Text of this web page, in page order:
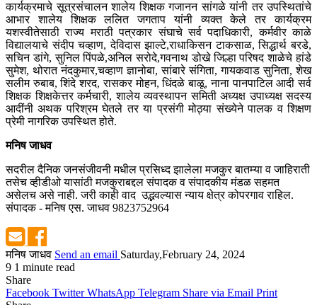
कार्यक्रमाचे सूत्रसंचालन शालेय शिक्षक गजानन सांगळे यांनी तर उपस्थितांचे
आभार शालेय शिक्षक ललित जगताप यांनी व्यक्त केले तर कार्यक्रम
यशस्वीतेसाठी राज्य मराठी पत्रकार संघाचे सर्व पदाधिकारी, कर्मवीर काळे
विद्यालयाचे संदीप चव्हाण, देविदास झाल्टे,राधाकिसन टाकसाळ, सिद्धार्थ बरडे,
सचिन डांगे, सुनिल पिंपळे,अनिल सरोदे,गवनाथ डोखे जिल्हा परिषद शाळेचे हांडे
सुमेश, थोरात नंदकुमार,चव्हाण ज्ञानोबा, सांबारे संगिता, गायकवाड सुनिता, शेख
सलीम रुबाब, शिंदे शरद, रासकर मोहन, धिंदळे बाळू, नाना पानपाटिल आदी सर्व
शिक्षक शिक्षकेत्तर कर्मचारी, शालेय व्यवस्थापन समिती अध्यक्ष उपाध्यक्ष सदस्य
आदींनी अथक परिश्रम घेतले तर या प्रसंगी मोठ्या संख्येने पालक व शिक्षण
प्रेमी नागरिक उपस्थित होते.
मनिष जाधव
सदरील दैनिक जनसंजीवनी मधील प्रसिध्द झालेला मजकुर बातम्या व जाहिराती
तसेच व्हीडीओ यासांठी मजकुराबद्दल संपादक व संपादकीय मंडळ सहमत
असेलच असे नाही. जरी काही वाद उद्भवल्यास न्याय क्षेत्र कोपरगाव राहिल.
संपादक - मनिष एस. जाधव 9823752964
मनिष जाधव Send an email Saturday,February 24, 2024
9 1 minute read
Share
Facebook Twitter WhatsApp Telegram Share via Email Print